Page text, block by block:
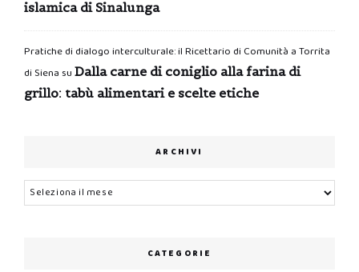
islamica di Sinalunga
Pratiche di dialogo interculturale: il Ricettario di Comunità a Torrita
di Siena su Dalla carne di coniglio alla farina di
grillo: tabù alimentari e scelte etiche
ARCHIVI
Archivi
CATEGORIE